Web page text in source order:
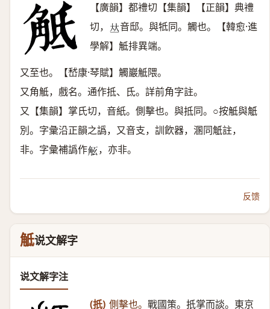
【廣韻】都禮切【集韻】【正韻】典禮
切， 𠀤音邸。與牴同。觸也。【韓愈·進
學解】觝排異端。
又至也。【嵆康·琴賦】觸巖觝隈。
又角觝，戲名。通作抵、氐。詳前角字註。
又【集韻】掌氏切，音紙。側擊也。與抵同。○按觝與觗
別。字彙沿正韻之譌，又音支，訓飮器，溷同觗註，
非。字彙補譌作𧣎 ，亦非。
反馈
觝说文解字
说文解字注
(扺) 側擊也。 戰國策。扺掌而談。東京